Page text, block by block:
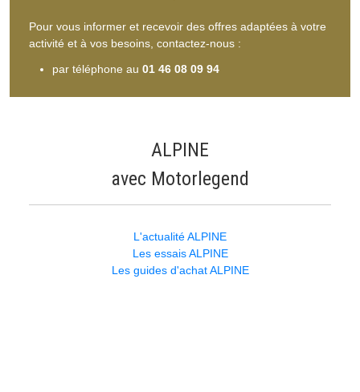
Pour vous informer et recevoir des offres adaptées à votre
activité et à vos besoins, contactez-nous :
par téléphone au 01 46 08 09 94
ALPINE
avec Motorlegend
L'actualité ALPINE
Les essais ALPINE
Les guides d'achat ALPINE